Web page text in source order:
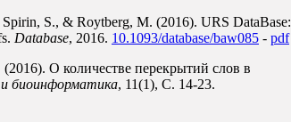
S., & Roytberg, M. (2016). URS DataBase:
Database, 2016. 10.1093/database/baw085 - pdf
О количестве перекрытий слов в
биоинформатика, 11(1), С. 14-23.